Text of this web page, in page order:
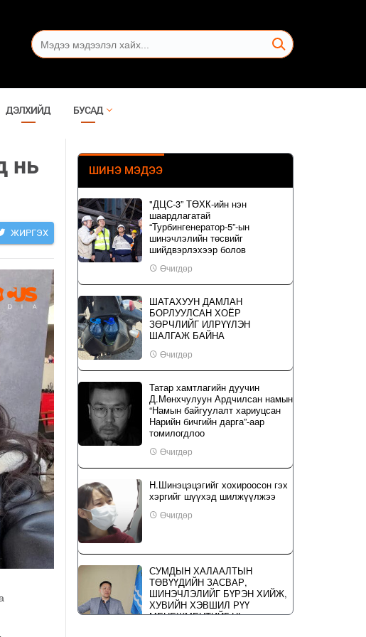
ДЭЛХИЙД БУСАД
нь
ЖИРГЭХ
ШИНЭ МЭДЭЭ
"ДЦС-3” ТӨХК-ийн нэн
шаардлагатай
“Турбингенератор-5”-ын
шинэчлэлийн төсвийг
шийдвэрлэхээр болов
Өчигдөр
ШАТАХУУН ДАМЛАН
БОРЛУУЛСАН ХОЁР
ЗӨРЧЛИЙГ ИЛРҮҮЛЭН
ШАЛГАЖ БАЙНА
Өчигдөр
Татар хамтлагийн дуучин
Д.Мөнхчулуун Ардчилсан намын
“Намын байгуулалт хариуцсан
Нарийн бичгийн дарга”-аар
томилогдлоо
Өчигдөр
Н.Шинэцэцэгийг хохироосон гэх
хэргийг шүүхэд шилжүүлжээ
Өчигдөр
СУМДЫН ХАЛААЛТЫН
ТӨВҮҮДИЙН ЗАСВАР,
ШИНЭЧЛЭЛИЙГ БҮРЭН ХИЙЖ,
ХУВИЙН ХЭВШИЛ РҮҮ
МЕНЕЖМЕНТИЙГ НЬ